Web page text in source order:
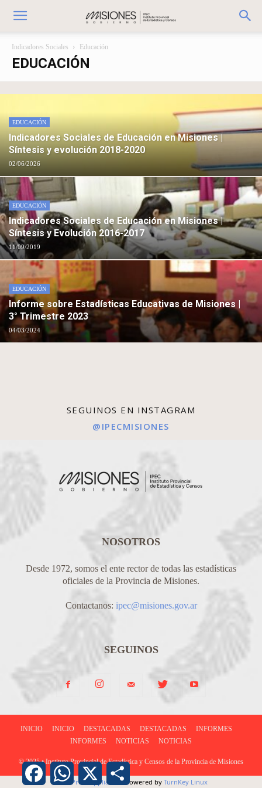
Indicadores Sociales Educación
EDUCACIÓN
EDUCACIÓN
Indicadores Sociales de Educación en Misiones |
Síntesis y evolución 2018-2020
02/06/2026
EDUCACIÓN
Indicadores Sociales de Educación en Misiones |
Síntesis y Evolución 2016-2017
11/09/2019
EDUCACIÓN
Informe sobre Estadísticas Educativas de Misiones |
3° Trimestre 2023
04/03/2024
SEGUINOS EN INSTAGRAM
@IPECMISIONES
NOSOTROS
Desde 1972, somos el ente rector de todas las estadísticas
oficiales de la Provincia de Misiones.
Contactanos: ipec@misiones.gov.ar
SEGUINOS
INICIO INICIO DESTACADAS DESTACADAS
INFORMES
INFORMES
NOTICIAS NOTICIAS
© 2025 • Instituto Provincial de Estadística y Censos de la Provincia de Misiones
FacebookWhatsApp
X Share
WordPress Appliance - Powered by TurnKey Linux